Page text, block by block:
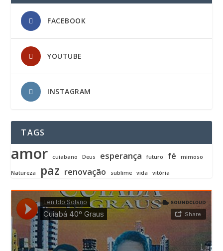
FACEBOOK
YOUTUBE
INSTAGRAM
TAGS
amor cuiabano Deus esperança futuro fé mimoso
Natureza paz renovação sublime vida vitória